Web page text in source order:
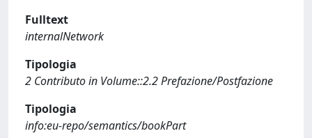
Fulltext
internalNetwork
Tipologia
2 Contributo in Volume::2.2 Prefazione/Postfazione
Tipologia
info:eu-repo/semantics/bookPart